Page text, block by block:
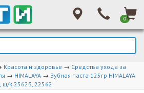
0
Красота и здоровье → Средства ухода за
→ HIMALAYA → Зубная паста 125гр HIMALAYA
ш/к 25623, 22562